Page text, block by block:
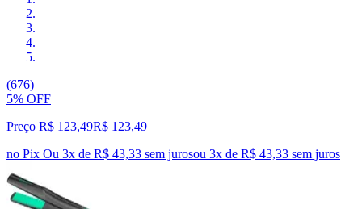
(676)
5% OFF
Preço R$ 123,49R$ 123,49
no Pix Ou 3x de R$ 43,33 sem jurosou 3x de R$ 43,33 sem juros